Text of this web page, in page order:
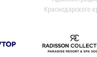
Краснодарского